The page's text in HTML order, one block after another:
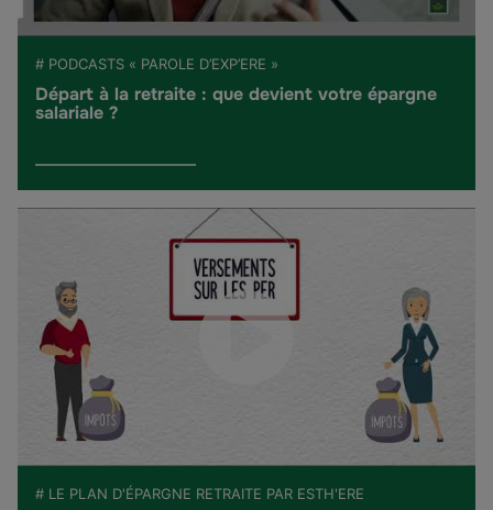
# PODCASTS « PAROLE D’EXP’ERE »
Départ à la retraite : que devient votre épargne
salariale ?
# LE PLAN D'ÉPARGNE RETRAITE PAR ESTH'ERE